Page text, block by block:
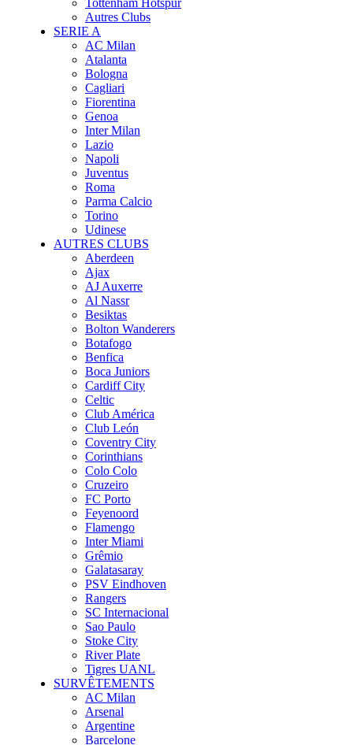
Tottenham Hotspur
Autres Clubs
SERIE A
AC Milan
Atalanta
Bologna
Cagliari
Fiorentina
Genoa
Inter Milan
Lazio
Napoli
Juventus
Roma
Parma Calcio
Torino
Udinese
AUTRES CLUBS
Aberdeen
Ajax
AJ Auxerre
Al Nassr
Besiktas
Bolton Wanderers
Botafogo
Benfica
Boca Juniors
Cardiff City
Celtic
Club América
Club León
Coventry City
Corinthians
Colo Colo
Cruzeiro
FC Porto
Feyenoord
Flamengo
Inter Miami
Grêmio
Galatasaray
PSV Eindhoven
Rangers
SC Internacional
Sao Paulo
Stoke City
River Plate
Tigres UANL
SURVÊTEMENTS
AC Milan
Arsenal
Argentine
Barcelone